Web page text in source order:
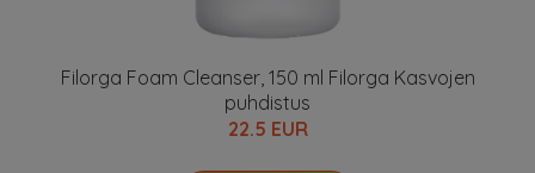
Filorga Foam Cleanser, 150 ml Filorga Kasvojen
puhdistus
22.5 EUR